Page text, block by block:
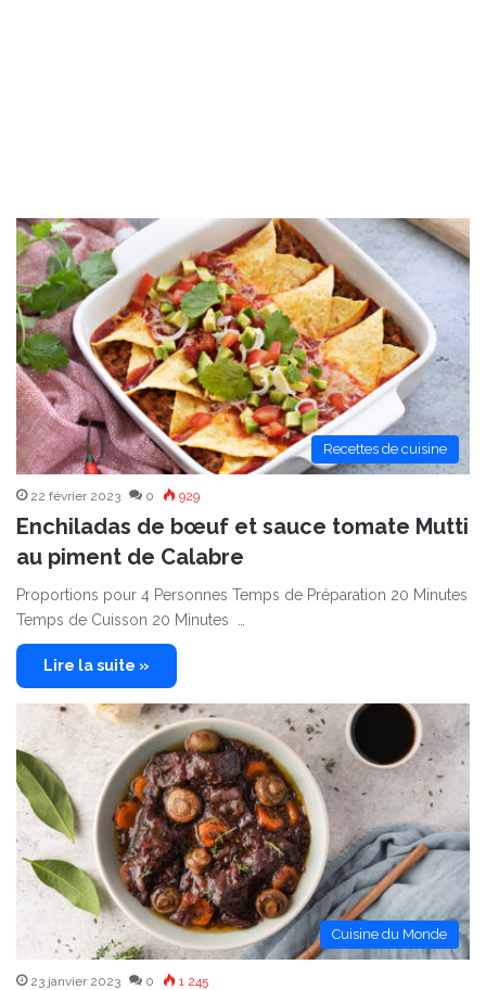
Recettes de cuisine
22 février 2023 0 929
Enchiladas de bœuf et sauce tomate Mutti
au piment de Calabre
Proportions pour 4 Personnes Temps de Préparation 20 Minutes
Temps de Cuisson 20 Minutes …
Lire la suite »
Cuisine du Monde
23 janvier 2023 0 1 245